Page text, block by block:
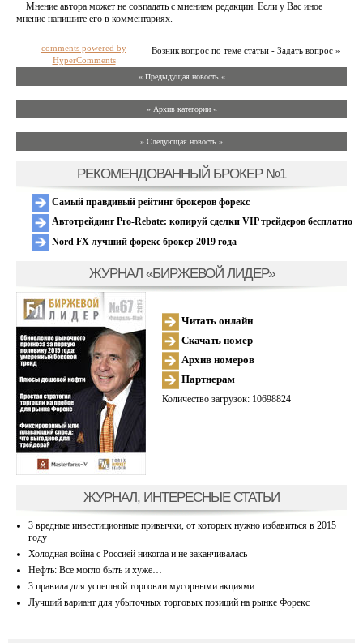
Мнение автора может не совпадать с мнением редакции. Если у Вас иное
мнение напишите его в комментариях.
Возник вопрос по теме статьи - Задать вопрос »
comments powered by
HyperComments
« Предыдущая новость «
» Архив категории «
» Следующая новость »
РЕКОМЕНДОВАННЫЙ БРОКЕР №1
Самый правдивый рейтинг брокеров форекс
Автотрейдинг Pro-Rebate: копируй сделки VIP трейдеров бесплатно
Nord FX лучший форекс брокер 2019 года
ЖУРНАЛ «БИРЖЕВОЙ ЛИДЕР»
Читать онлайн
Скачать номер
Архив номеров
Партнерам
Количество загрузок: 10698824
ЖУРНАЛ, ИНТЕРЕСНЫЕ СТАТЬИ
3 вредные инвестиционные привычки, от которых нужно избавиться в 2015
году
Холодная война с Россией никогда и не заканчивалась
Нефть: Все могло быть и хуже…
3 правила для успешной торговли мусорными акциями
Лучший вариант для убыточных торговых позиций на рынке Форекс